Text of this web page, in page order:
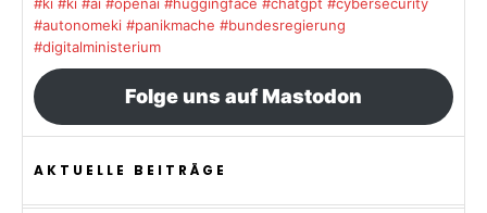
#ki #ki #ai #openai #huggingface #chatgpt #cybersecurity
#autonomeki #panikmache #bundesregierung
#digitalministerium
Folge uns auf Mastodon
AKTUELLE BEITRÄGE